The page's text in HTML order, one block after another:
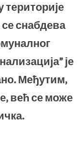
снабдева
је
Међутим,
већ се може